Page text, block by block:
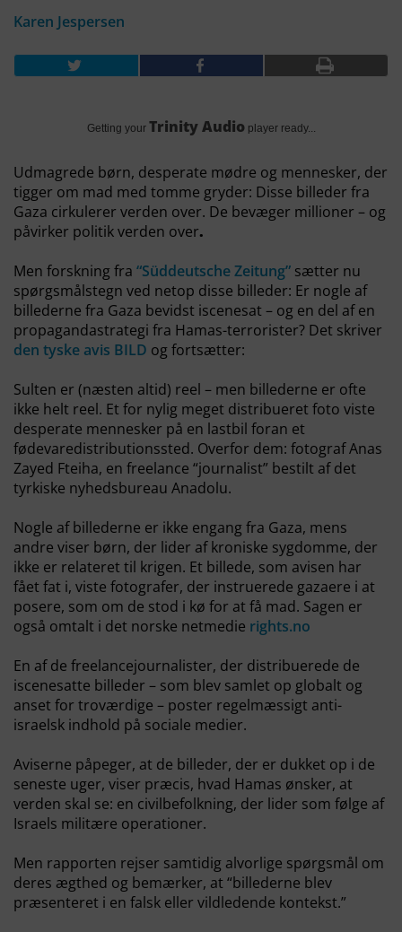
Karen Jespersen
Getting your Trinity Audio player ready...
Udmagrede børn, desperate mødre og mennesker, der
tigger om mad med tomme gryder: Disse billeder fra
Gaza cirkulerer verden over. De bevæger millioner – og
påvirker politik verden over.
Men forskning fra “Süddeutsche Zeitung” sætter nu
spørgsmålstegn ved netop disse billeder: Er nogle af
billederne fra Gaza bevidst iscenesat – og en del af en
propagandastrategi fra Hamas-terrorister? Det skriver
den tyske avis BILD og fortsætter:
Sulten er (næsten altid) reel – men billederne er ofte
ikke helt reel. Et for nylig meget distribueret foto viste
desperate mennesker på en lastbil foran et
fødevaredistributionssted. Overfor dem: fotograf Anas
Zayed Fteiha, en freelance “journalist” bestilt af det
tyrkiske nyhedsbureau Anadolu.
Nogle af billederne er ikke engang fra Gaza, mens
andre viser børn, der lider af kroniske sygdomme, der
ikke er relateret til krigen. Et billede, som avisen har
fået fat i, viste fotografer, der instruerede gazaere i at
posere, som om de stod i kø for at få mad. Sagen er
også omtalt i det norske netmedie rights.no
En af de freelancejournalister, der distribuerede de
iscenesatte billeder – som blev samlet op globalt og
anset for troværdige – poster regelmæssigt anti-
israelsk indhold på sociale medier.
Aviserne påpeger, at de billeder, der er dukket op i de
seneste uger, viser præcis, hvad Hamas ønsker, at
verden skal se: en civilbefolkning, der lider som følge af
Israels militære operationer.
Men rapporten rejser samtidig alvorlige spørgsmål om
deres ægthed og bemærker, at “billederne blev
præsenteret i en falsk eller vildledende kontekst.”